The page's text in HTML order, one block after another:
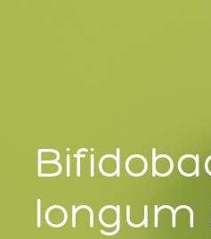
longum